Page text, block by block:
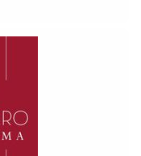
julioastilleroEnl
julioastilleroCuent
BBVA a